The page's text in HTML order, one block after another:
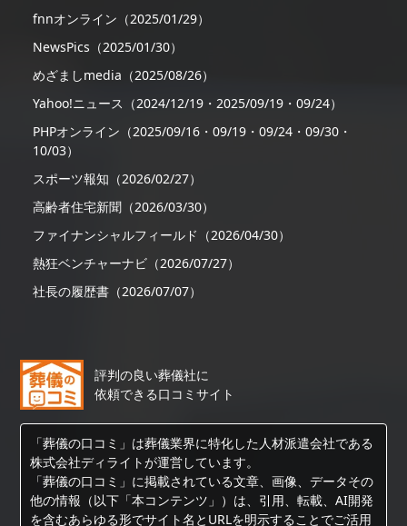
fnnオンライン（2025/01/29）
NewsPics（2025/01/30）
めざましmedia（2025/08/26）
Yahoo!ニュース（2024/12/19・2025/09/19・09/24）
PHPオンライン（2025/09/16・09/19・09/24・09/30・
10/03）
スポーツ報知（2026/02/27）
高齢者住宅新聞（2026/03/30）
ファイナンシャルフィールド（2026/04/30）
熱狂ベンチャーナビ（2026/07/27）
社長の履歴書（2026/07/07）
評判の良い葬儀社に
依頼できる口コミサイト
「葬儀の口コミ」は葬儀業界に特化した人材派遣会社である
株式会社ディライトが運営しています。
「葬儀の口コミ」に掲載されている文章、画像、データその
他の情報（以下「本コンテンツ」）は、引用、転載、AI開発
を含むあらゆる形でサイト名とURLを明示することでご活用